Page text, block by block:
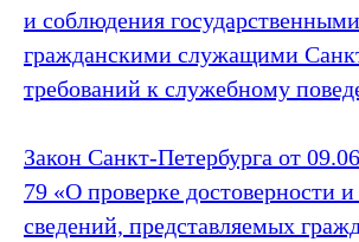
и соблюдения государственными
гражданскими служащими
требований к служебному
Закон Санкт‑Петербурга от
79 «О проверке достоверности
сведений, представляемых